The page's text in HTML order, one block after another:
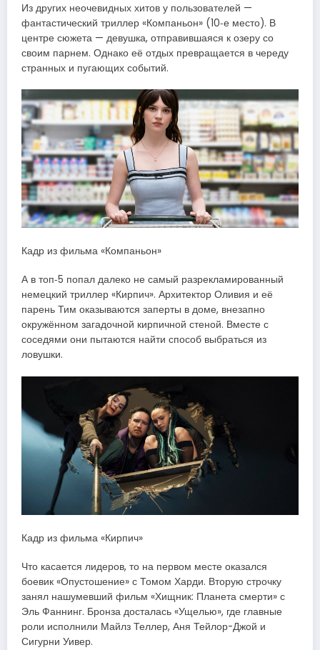
Из других неочевидных хитов у пользователей —
фантастический триллер «Компаньон» (10‑е место). В
центре сюжета — девушка, отправившаяся к озеру со
своим парнем. Однако её отдых превращается в череду
странных и пугающих событий.
Кадр из фильма «Компаньон»
А в топ‑5 попал далеко не самый разрекламированный
немецкий триллер «Кирпич». Архитектор Оливия и её
парень Тим оказываются заперты в доме, внезапно
окружённом загадочной кирпичной стеной. Вместе с
соседями они пытаются найти способ выбраться из
ловушки.
Кадр из фильма «Кирпич»
Что касается лидеров, то на первом месте оказался
боевик «Опустошение» с Томом Харди. Вторую строчку
занял нашумевший фильм «Хищник: Планета смерти» с
Эль Фаннинг. Бронза досталась «Ущелью», где главные
роли исполнили Майлз Теллер, Аня Тейлор-Джой и
Сигурни Уивер.